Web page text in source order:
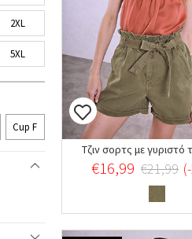
2XL
5XL
Cup F
Τζιν σορτς με γυριστό
€16,99 €21,99